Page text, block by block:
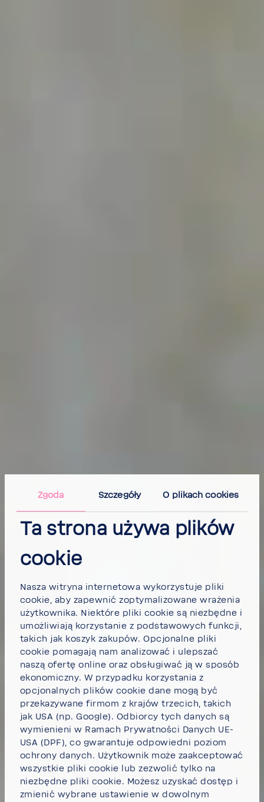
Zgoda Szczegóły O plikach cookies
Ta strona używa plików
cookie
Nasza witryna internetowa wykorzystuje pliki
cookie, aby zapewnić zoptymalizowane wrażenia
użytkownika. Niektóre pliki cookie są niezbędne i
umożliwiają korzystanie z podstawowych funkcji,
takich jak koszyk zakupów. Opcjonalne pliki
cookie pomagają nam analizować i ulepszać
naszą ofertę online oraz obsługiwać ją w sposób
ekonomiczny. W przypadku korzystania z
opcjonalnych plików cookie dane mogą być
przekazywane firmom z krajów trzecich, takich
jak USA (np. Google). Odbiorcy tych danych są
wymienieni w Ramach Prywatności Danych UE-
USA (DPF), co gwarantuje odpowiedni poziom
ochrony danych. Użytkownik może zaakceptować
wszystkie pliki cookie lubzezwolić tylko na
niezbędne pliki cookie. Możesz uzyskać dostęp i
zmienić wybrane ustawienie w dowolnym